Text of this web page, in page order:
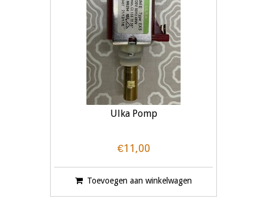
Ulka Pomp
€11,00
Toevoegen aan winkelwagen